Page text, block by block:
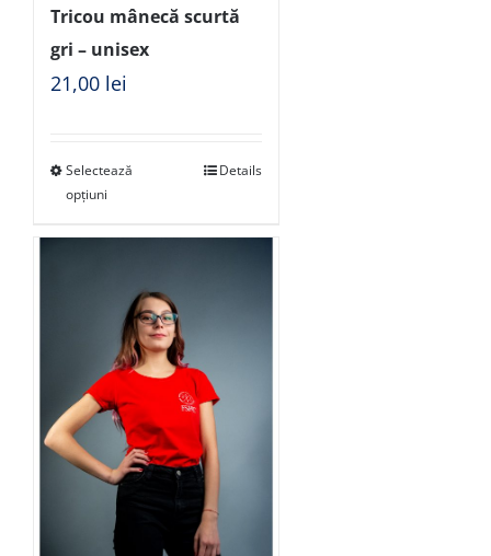
Tricou mânecă scurtă
gri – unisex
21,00 lei
Selectează
opțiuni
Details